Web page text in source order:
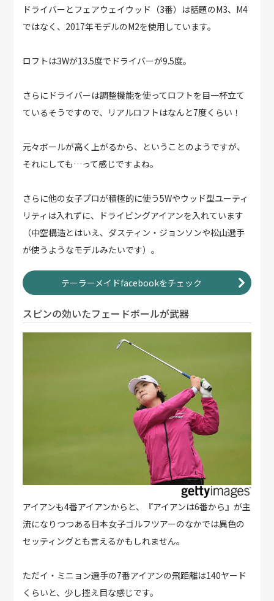
ドライバーとフェアウェイウッド（3番）は話題のM3、M4
ではなく、2017年モデルのM2を使用しています。
ロフトは3Wが13.5度でドライバーが9.5度。
さらにドライバーは調整機能を使ってロフトを目一杯立て
ているそうですので、リアルロフトはなんと7度くらい！
元々ボールが高く上がるから、ということのようですが、
それにしても…って感じですよね。
さらに他の女子プロが積極的に使う5Wやウッド型ユーティ
リティは入れずに、ドライビングアイアンを入れています
（中空構造とはいえ、ダスティン・ジョンソンや松山選手
が使うようなモデルみたいです）。
テーラーメイドfacebookをチェック
スピンの効いたフェードボールが武器
アイアンも4番アイアンからと、『アイアンは6番から』が主
流になりつつある日本女子ゴルフツアーのなかでは異色の
セッティングとも言えるかもしれません。
ただイ・ミニョン選手の7番アイアンの飛距離は140ヤード
くらいと、少し控え目な感じです。